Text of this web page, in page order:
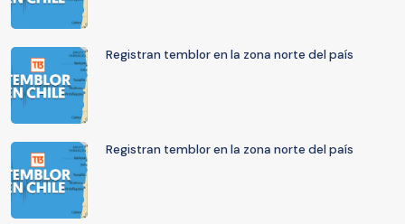
Registran temblor en la zona norte del país
Registran temblor en la zona norte del país